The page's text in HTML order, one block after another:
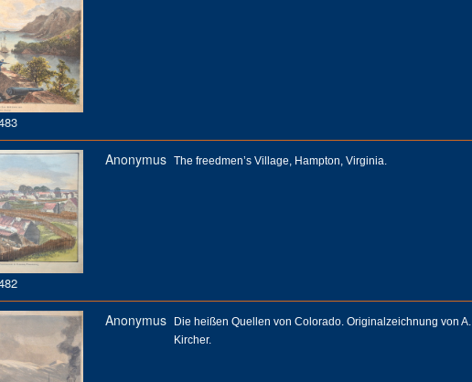
Anonymus The freedmen’s Village, Hampton, Virginia.
Anonymus
Die heißen Quellen von Colorado. Originalzeichnung von A.
Kircher.